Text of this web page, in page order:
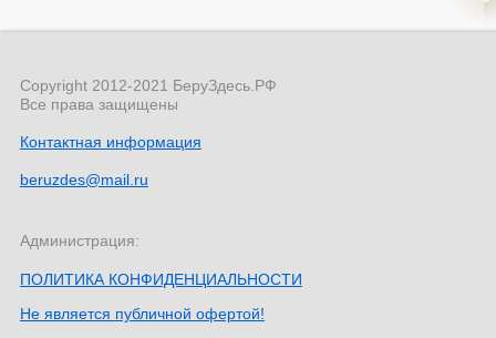
Copyright 2012-2021 БеруЗдесь.РФ
Все права защищены
Контактная информация
beruzdes@mail.ru
Администрация:
ПОЛИТИКА КОНФИДЕНЦИАЛЬНОСТИ
Не является публичной офертой!